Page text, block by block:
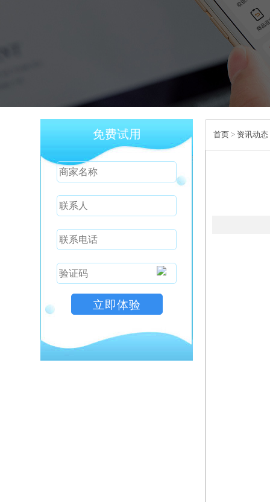
免费试用 首页 > 资讯动态